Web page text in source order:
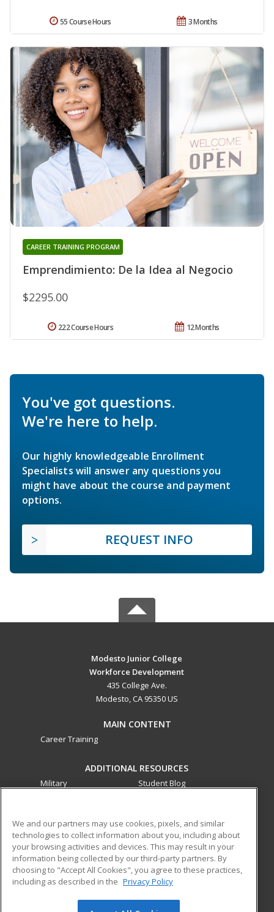
3 Months
55 Course Hours
Emprendimiento: De la Idea al Negocio
CAREER TRAINING PROGRAM
$2295.00
12 Months
222 Course Hours
You've got questions.
We're here to help.
Our highly knowledgeable Enrollment
Specialists will answer any questions you
might have about the course and payment
options.
REQUEST INFO
Modesto Junior College
Workforce Development
435 College Ave.
Modesto, CA 95350 US
MAIN CONTENT
Career Training
ADDITIONAL RESOURCES
Military
Student Blog
ed2go partners with this academic institution to provide
best-in-class non-credit online continuing education courses
that empower today’s workforce with relevant and
transferable skills needed for career growth in high-demand
We and our partners may use cookies, pixels, and similar
technologies to collect information about you, including about
your browsing activities and devices. This may result in your
information being collected by our third-party partners. By
choosing to "Accept All Cookies", you agree to these practices,
including as described in the Privacy Policy